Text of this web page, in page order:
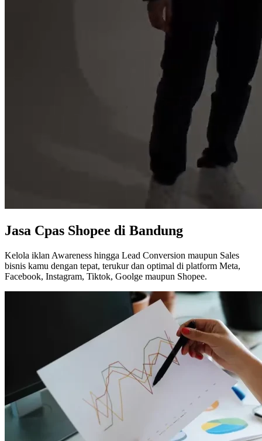
Jasa Cpas Shopee di Bandung
Kelola iklan Awareness hingga Lead Conversion maupun Sales
bisnis kamu dengan tepat, terukur dan optimal di platform Meta,
Facebook, Instagram, Tiktok, Goolge maupun Shopee.